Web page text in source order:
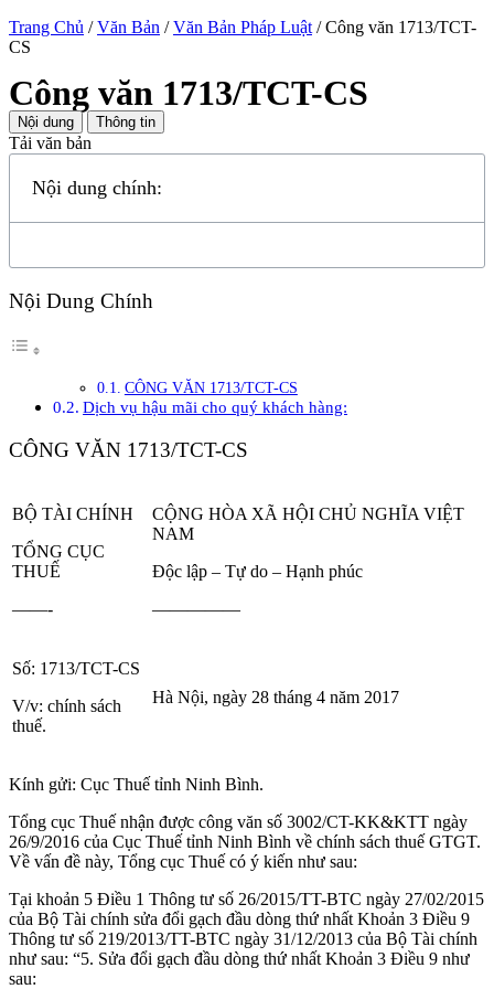
Trang Chủ /Văn Bản /Văn Bản Pháp Luật /Công văn 1713/TCT-
CS
Công văn 1713/TCT-CS
Nội dung Thông tin
Tải văn bản
Nội dung chính:
Nội Dung Chính
CÔNG VĂN 1713/TCT-CS
Dịch vụ hậu mãi cho quý khách hàng:
CÔNG VĂN 1713/TCT-CS
BỘ TÀI CHÍNH
TỔNG CỤC
THUẾ
——-
CỘNG HÒA XÃ HỘI CHỦ NGHĨA VIỆT
NAM
Độc lập – Tự do – Hạnh phúc
—————
Số: 1713/TCT-CS
V/v: chính sách
thuế.
Hà Nội, ngày 28 tháng 4 năm 2017
Kính gửi: Cục Thuế tỉnh Ninh Bình.
Tổng cục Thuế nhận được công văn số 3002/CT-KK&KTT ngày
26/9/2016 của Cục Thuế tỉnh Ninh Bình về chính sách thuế GTGT.
Về vấn đề này, Tổng cục Thuế có ý kiến như sau:
Tại khoản 5 Điều 1 Thông tư số 26/2015/TT-BTC ngày 27/02/2015
của Bộ Tài chính sửa đổi gạch đầu dòng thứ nhất Khoản 3 Điều 9
Thông tư số 219/2013/TT-BTC ngày 31/12/2013 của Bộ Tài chính
như sau: “5. Sửa đổi gạch đầu dòng thứ nhất Khoản 3 Điều 9 như
sau: